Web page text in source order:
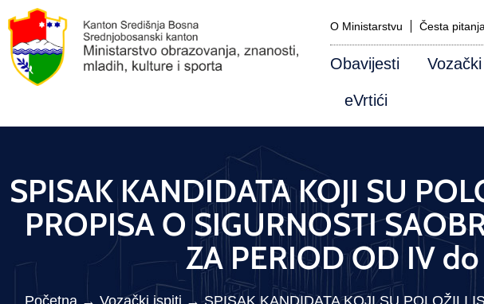
O Ministarstvu Česta pitanja
Obavijesti
eVrtići
SPISAK KANDIDATA KOJI SU
PROPISA O SIGURNOSTI
ZA PERIOD OD IV
Početna → Vozački ispiti →SPISAK KANDIDATA KOJI SU POLOŽILI